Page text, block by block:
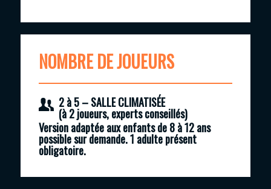
NOMBRE DE JOUEURS
2 à 5 –SALLECLIMATISÉE
(à 2 joueurs, experts conseillés)
Version adaptée aux enfants de 8 à 12 ans
possible sur demande. 1 adulte présent
obligatoire.